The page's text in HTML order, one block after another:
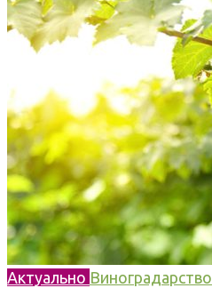
Актуально Виноградарство